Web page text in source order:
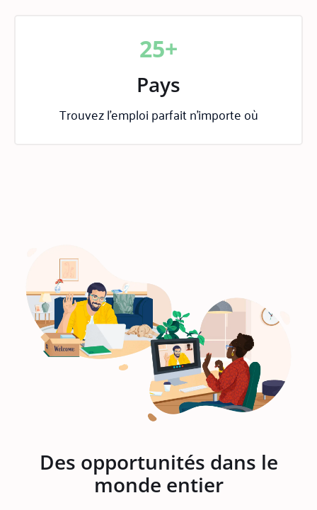
25+
Pays
Trouvez l'emploi parfait n'importe où
Des opportunités dans le
monde entier